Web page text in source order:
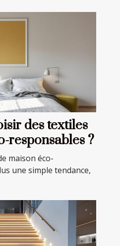
des textiles
responsables ?
maison éco-
une simple tendance,